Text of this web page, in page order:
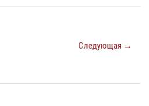
Следующая →